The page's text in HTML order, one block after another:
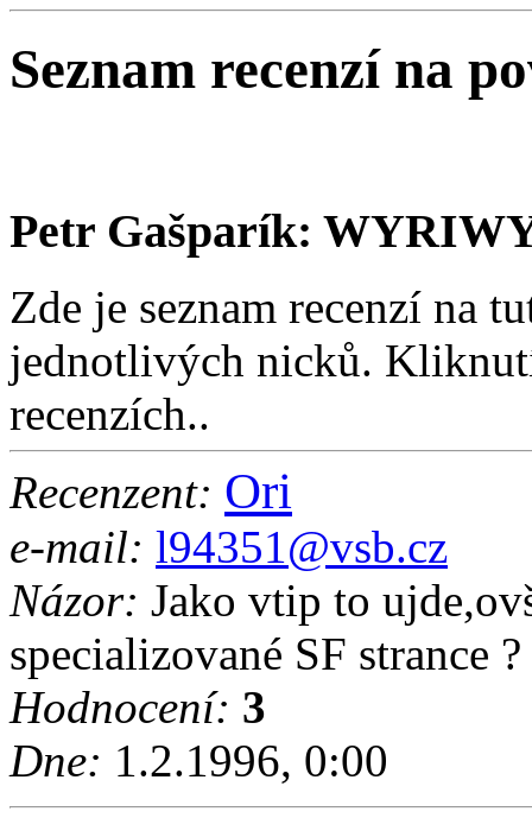
Seznam recenzí na
Petr Gašparík:
Zde je seznam recenzí na
jednotlivých nicků.
recenzích..
Recenzent: Ori
e-mail: l94351@vsb.cz
Názor: Jako vtip to
specializované SF strance ?
Hodnocení: 3
Dne: 1.2.1996, 0:00